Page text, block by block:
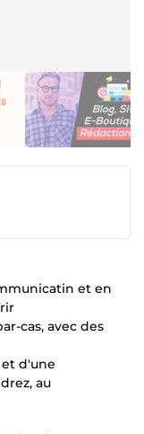
et en
cas, avec des
d'une
au